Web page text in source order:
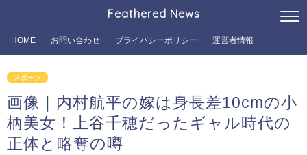
Feathered News
HOME お問い合わせ プライバシーポリシー 運営者情報
スポーツ
画像｜内村航平の嫁は身長差10cmの小
柄美女！上谷千穂だったギャル時代の
正体と略奪の噂